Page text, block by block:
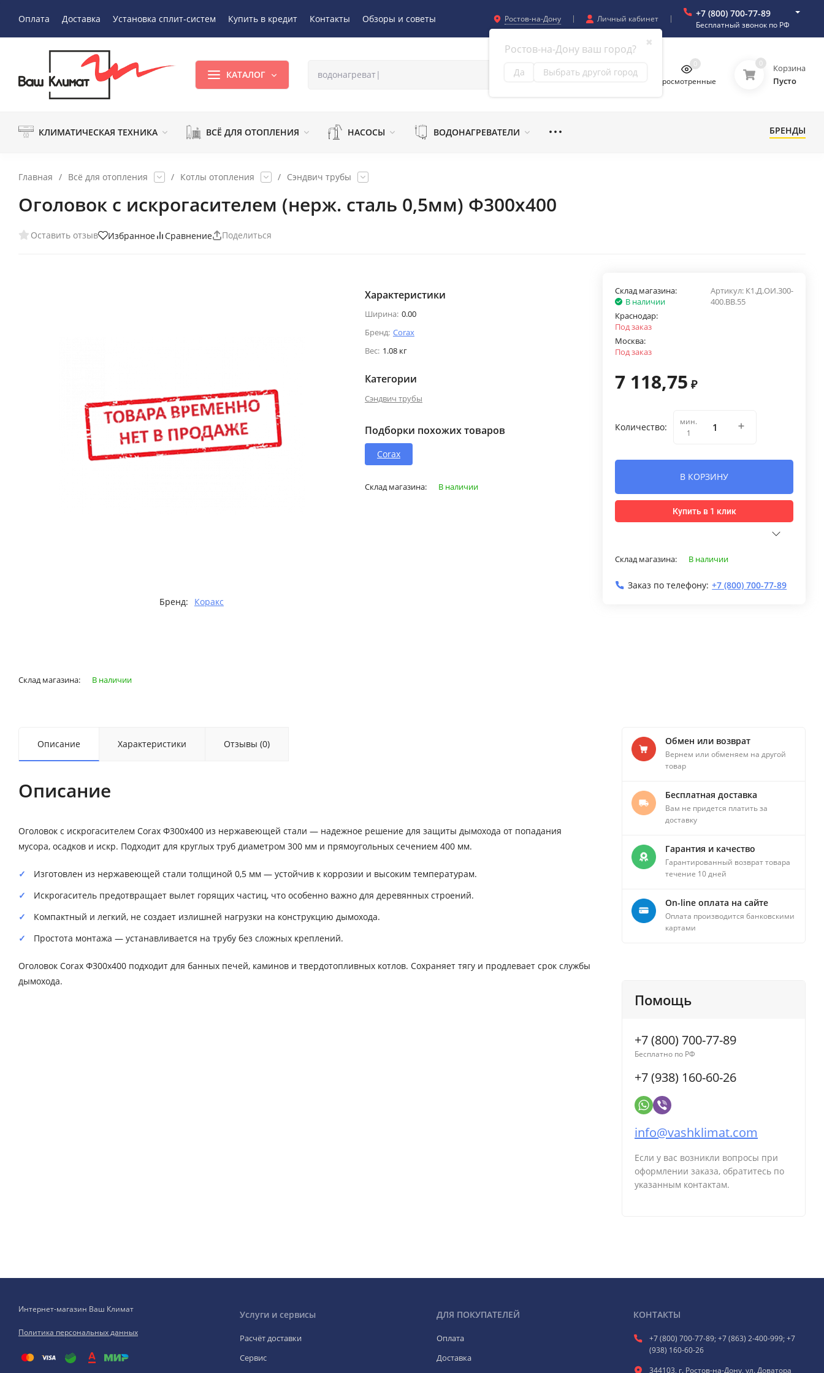
Оплата Доставка Установка сплит-систем Купить в кредит Контакты Обзоры и советы Ростов-на-Дону
✖
Ростов-на-Дону ваш город?
Да Выбрать другой город
Личный кабинет +7 (800) 700-77-89
Бесплатный звонок по РФ
КАТАЛОГ
Просмотренные
0 0
Корзина
Пусто
КЛИМАТИЧЕСКАЯ ТЕХНИКА ВСЁ ДЛЯ ОТОПЛЕНИЯ НАСОСЫ ВОДОНАГРЕВАТЕЛИ БРЕНДЫ
Главная / Всё для отопления / Котлы отопления / Сэндвич трубы
Оголовок с искрогасителем (нерж. сталь 0,5мм) Ф300х400
Оставить отзыв Избранное Сравнение Поделиться
Бренд: Коракс
Характеристики
Ширина: 0.00
Бренд: Corax
Вес: 1.08 кг
Категории
Сэндвич трубы
Подборки похожих товаров
Corax
Склад магазина: В наличии
Артикул: К1.Д.ОИ.300-
400.ВВ.55
Склад магазина:
В наличии
Краснодар:
Под заказ
Москва:
Под заказ
7 118,75 ₽
Количество:
мин.
1
В КОРЗИНУ
Купить в 1 клик
Склад магазина: В наличии
Заказ по телефону: +7 (800) 700-77-89
Склад магазина: В наличии
Описание Характеристики Отзывы (0)
Описание
Оголовок с искрогасителем Corax Ф300х400 из нержавеющей стали — надежное решение для защиты дымохода от попадания
мусора, осадков и искр. Подходит для круглых труб диаметром 300 мм и прямоугольных сечением 400 мм.
Изготовлен из нержавеющей стали толщиной 0,5 мм — устойчив к коррозии и высоким температурам.
Искрогаситель предотвращает вылет горящих частиц, что особенно важно для деревянных строений.
Компактный и легкий, не создает излишней нагрузки на конструкцию дымохода.
Простота монтажа — устанавливается на трубу без сложных креплений.
Оголовок Corax Ф300х400 подходит для банных печей, каминов и твердотопливных котлов. Сохраняет тягу и продлевает срок службы
дымохода.
Обмен или возврат
Вернем или обменяем на другой
товар
Бесплатная доставка
Вам не придется платить за
доставку
Гарантия и качество
Гарантированный возврат товара
течение 10 дней
On-line оплата на сайте
Оплата производится банковскими
картами
Помощь
+7 (800) 700-77-89
Бесплатно по РФ
+7 (938) 160-60-26
info@vashklimat.com
Если у вас возникли вопросы при
оформлении заказа, обратитесь по
указанным контактам.
Интернет-магазин Ваш Климат
Политика персональных данных
Услуги и сервисы
Расчёт доставки
Сервис
ДЛЯ ПОКУПАТЕЛЕЙ
Оплата
Доставка
КОНТАКТЫ
+7 (800) 700-77-89; +7 (863) 2-400-999; +7
(938) 160-60-26
344103, г. Ростов-на-Дону, ул. Доватора